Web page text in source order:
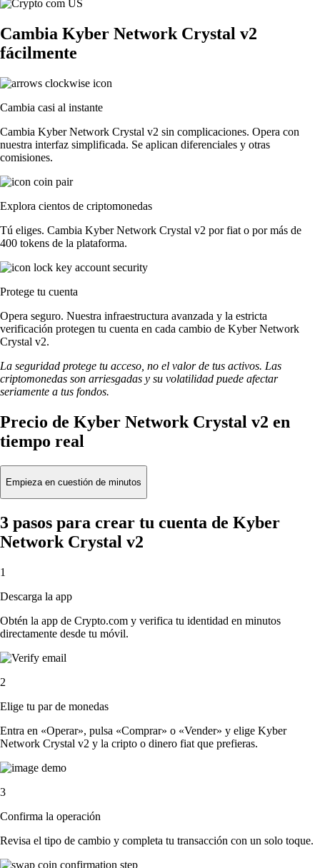
Cambia Kyber Network Crystal v2
fácilmente
Cambia casi al instante
Cambia Kyber Network Crystal v2 sin complicaciones. Opera con
nuestra interfaz simplificada. Se aplican diferenciales y otras
comisiones.
Explora cientos de criptomonedas
Tú eliges. Cambia Kyber Network Crystal v2 por fiat o por más de
400 tokens de la plataforma.
Protege tu cuenta
Opera seguro. Nuestra infraestructura avanzada y la estricta
verificación protegen tu cuenta en cada cambio de Kyber Network
Crystal v2.
La seguridad protege tu acceso, no el valor de tus activos. Las
criptomonedas son arriesgadas y su volatilidad puede afectar
seriamente a tus fondos.
Precio de Kyber Network Crystal v2 en
tiempo real
Empieza en cuestión de minutos
3 pasos para crear tu cuenta de Kyber
Network Crystal v2
1
Descarga la app
Obtén la app de Crypto.com y verifica tu identidad en minutos
directamente desde tu móvil.
2
Elige tu par de monedas
Entra en «Operar», pulsa «Comprar» o «Vender» y elige Kyber
Network Crystal v2 y la cripto o dinero fiat que prefieras.
3
Confirma la operación
Revisa el tipo de cambio y completa tu transacción con un solo toque.